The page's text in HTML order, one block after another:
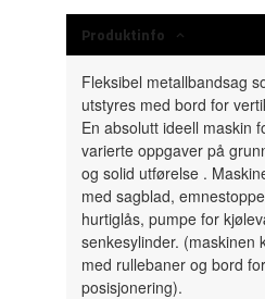
Produktinfo
Fleksibel metallbandsag
utstyres med bord for
En absolutt ideell maskin
varierte oppgaver på
og solid utførelse .
med sagblad,
hurtiglås, pumpe for
senkesylinder. (maskinen
med rullebaner og bord
posisjonering).